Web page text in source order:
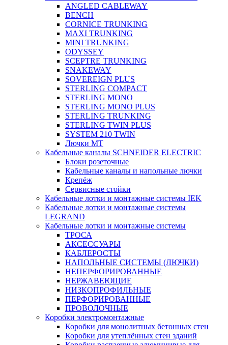
ANGLED CABLEWAY
BENCH
CORNICE TRUNKING
MAXI TRUNKING
MINI TRUNKING
ODYSSEY
SCEPTRE TRUNKING
SNAKEWAY
SOVEREIGN PLUS
STERLING COMPACT
STERLING MONO
STERLING MONO PLUS
STERLING TRUNKING
STERLING TWIN PLUS
SYSTEM 210 TWIN
Лючки MT
Кабельные каналы SCHNEIDER ELECTRIC
Блоки розеточные
Кабельные каналы и напольные лючки
Крепёж
Сервисные стойки
Кабельные лотки и монтажные системы IEK
Кабельные лотки и монтажные системы
LEGRAND
Кабельные лотки и монтажные системы
ТРОСА
АКСЕССУАРЫ
КАБЛЕРОСТЫ
НАПОЛЬНЫЕ СИСТЕМЫ (ЛЮЧКИ)
НЕПЕРФОРИРОВАННЫЕ
НЕРЖАВЕЮЩИЕ
НИЗКОПРОФИЛЬНЫЕ
ПЕРФОРИРОВАННЫЕ
ПРОВОЛОЧНЫЕ
Коробки электромонтажные
Коробки для монолитных бетонных стен
Коробки для утеплённых стен зданий